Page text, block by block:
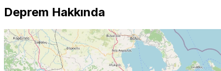
Deprem Hakkında